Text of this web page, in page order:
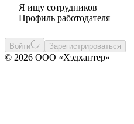
Я ищу сотрудников
Профиль работодателя
Войти Зарегистрироваться
© 2026 ООО «Хэдхантер»